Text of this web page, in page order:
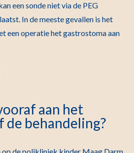
een sonde niet via de PEG
In de meeste gevallen is het
een operatie het gastrostoma aan
aan het
de behandeling?